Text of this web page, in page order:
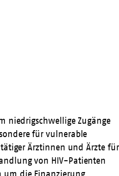
niedrigschwellige Zugänge
für vulnerable
Ärztinnen und Ärzte für
von HIV-Patienten
um die Finanzierung